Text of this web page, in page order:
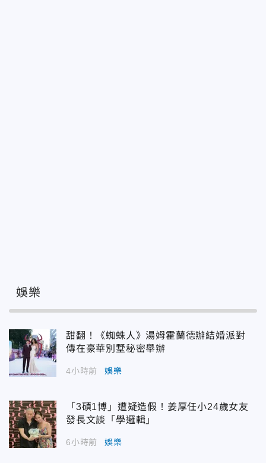
娛樂
甜翻！《蜘蛛人》湯姆霍蘭德辦結婚派對
傳在豪華別墅秘密舉辦
4小時前 娛樂
「3碩1博」遭疑造假！姜厚任小24歲女友
發長文談「學邏輯」
6小時前 娛樂